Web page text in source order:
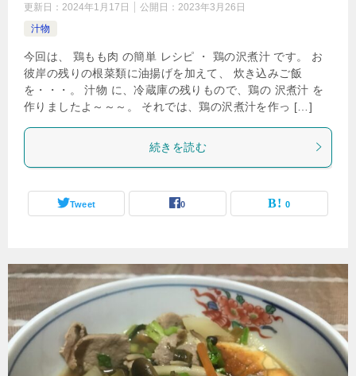
更新日： 2024年1月17日 公開日： 2023年3月26日
汁物
今回は、 鶏もも肉 の簡単 レシピ ・ 鶏の沢煮汁 です。 お
彼岸の残りの根菜類に油揚げを加えて、 炊き込みご飯
を・・・。 汁物 に、冷蔵庫の残りもので、鶏の 沢煮汁 を
作りましたよ～～～。 それでは、鶏の沢煮汁を作っ […]
続きを読む
Tweet 0 0